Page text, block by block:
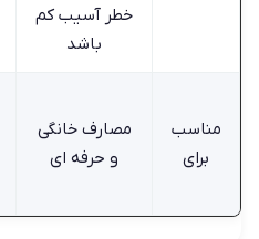
خطر آسیب کم
باشد
مناسب
برای
مصارف خانگی
و حرفه ‌ای